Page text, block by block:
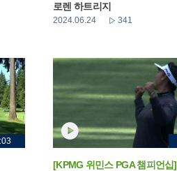
로렌 하트리지
2024.06.24 341
[KPMG 위민스 PGA 챔피언십]